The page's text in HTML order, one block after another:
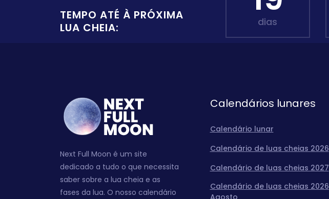
TEMPO ATÉ À PRÓXIMA
LUA CHEIA:
dias
Next Full Moon é um site
dedicado a tudo o que necessita
saber sobre a lua cheia e as
fases da lua. O nosso calendário
Calendários lunares
Calendário lunar
Calendário de luas cheias 2026
Calendário de luas cheias 2027
Calendário de luas cheias 2026
Agosto